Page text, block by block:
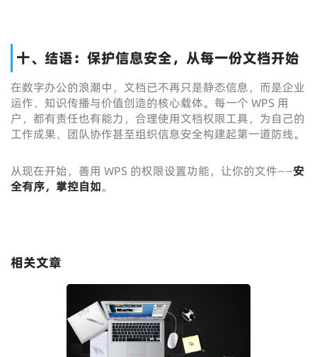
十、结语：保护信息安全，从每一份文档开始
在数字办公的浪潮中，文档已不再只是静态信息，而是企业
运作、知识传播与价值创造的核心载体。每一个 WPS 用
户，都有责任也有能力，合理使用文档权限工具，为自己的
工作成果、团队协作甚至组织信息安全构建起第一道防线。
从现在开始，善用 WPS 的权限设置功能，让你的文件——安
全有序，掌控自如。
相关文章